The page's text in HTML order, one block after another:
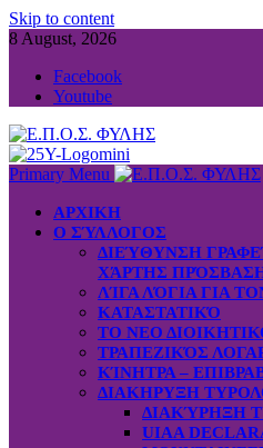
Skip to content
8 August, 2026
Facebook
Youtube
Primary Menu
ΑΡΧΙΚΗ
Ο ΣΎΛΛΟΓΟΣ
ΔΙΕΎΘΥΝΣΗ
ΧΆΡΤΗΣ
ΛΊΓΑ ΛΌΓΙΑ ΓΙΑ
ΚΑΤΑΣΤΑΤΙΚΌ
ΤΟ ΝΕΟ
ΤΡΑΠΕΖΙΚΌΣ
ΚΊΝΗΤΡΑ –
ΔΙΑΚΗΡΥΞΗ
ΔΙΑΚΎΡΗΞΗ
UIAA